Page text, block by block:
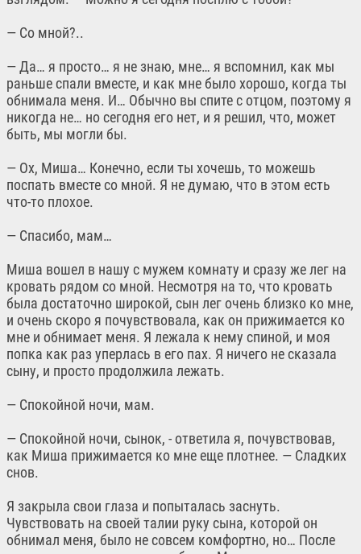
— Со мной?..
— Да… я просто… я не знаю, мне… я вспомнил, как мы
раньше спали вместе, и как мне было хорошо, когда ты
обнимала меня. И… Обычно вы спите с отцом, поэтому я
никогда не… но сегодня его нет, и я решил, что, может
быть, мы могли бы.
— Ох, Миша… Конечно, если ты хочешь, то можешь
поспать вместе со мной. Я не думаю, что в этом есть
что-то плохое.
— Спасибо, мам…
Миша вошел в нашу с мужем комнату и сразу же лег на
кровать рядом со мной. Несмотря на то, что кровать
была достаточно широкой, сын лег очень близко ко мне,
и очень скоро я почувствовала, как он прижимается ко
мне и обнимает меня. Я лежала к нему спиной, и моя
попка как раз уперлась в его пах. Я ничего не сказала
сыну, и просто продолжила лежать.
— Спокойной ночи, мам.
— Спокойной ночи, сынок, - ответила я, почувствовав,
как Миша прижимается ко мне еще плотнее. — Сладких
снов.
Я закрыла свои глаза и попыталась заснуть.
Чувствовать на своей талии руку сына, которой он
обнимал меня, было не совсем комфортно, но… После